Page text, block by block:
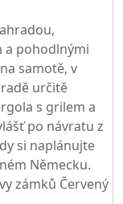
a pohodlnými
samotě, v
určitě
s grilem a
po návratu z
si naplánujte
Německu.
zámků Červený